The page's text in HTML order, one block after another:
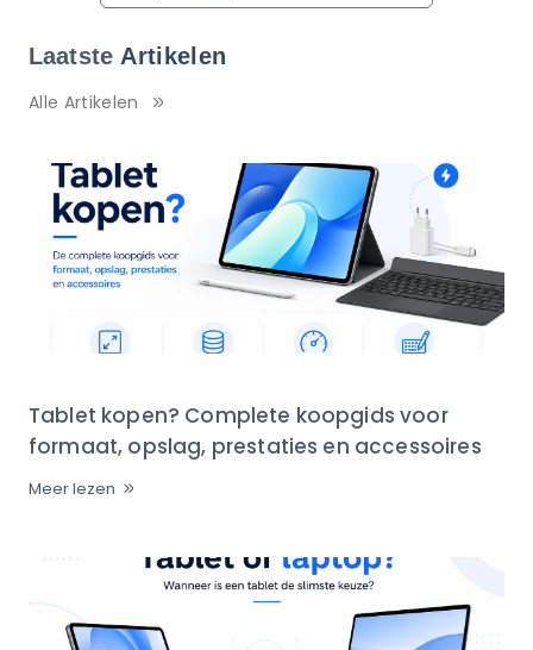
Laatste Artikelen
Alle Artikelen
Tablet kopen? Complete koopgids voor
formaat, opslag, prestaties en accessoires
Meer lezen